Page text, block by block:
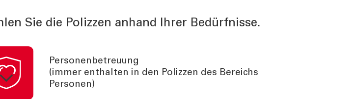
Sie die Polizzen anhand Ihrer Bedürfnisse.
Personenbetreuung
(immer enthalten in den Polizzen des Bereichs
Personen)